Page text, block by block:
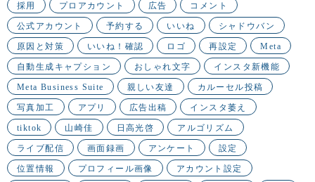
採用 プロアカウント 広告 コメント
公式アカウント 予約する いいね シャドウバン
原因と対策 いいね！確認 ロゴ 再設定 Meta
自動生成キャプション おしゃれ文字 インスタ新機能
Meta Business Suite 親しい友達 カルーセル投稿
写真加工 アプリ 広告出稿 インスタ萎え
tiktok 山崎佳 日高光啓 アルゴリズム
ライブ配信 画面録画 アンケート 設定
位置情報 プロフィール画像 アカウント設定